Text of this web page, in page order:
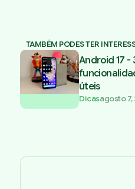
TAMBÉM PODES TER
Android 17 -
úteis
Dicasagosto 7,